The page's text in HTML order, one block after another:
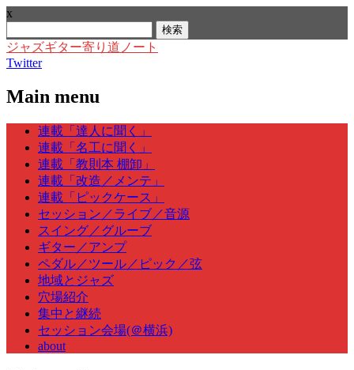
x
索:
ジャズギター寄り道ノート
Twitter
Main menu
Skip
content
連載「達人に聞く」
連載「名工に聞く」
連載「教則本 棚卸」
連載「改造／メンテ」
連載「ピックケース」
セッション／ライブ／音源
スイング／グルーブ
ギター／アンプ
ペダル／ツール／ピック／弦
地域とジャズ
穴場紹介
集中と継続
セッション会場(＠横浜)
about